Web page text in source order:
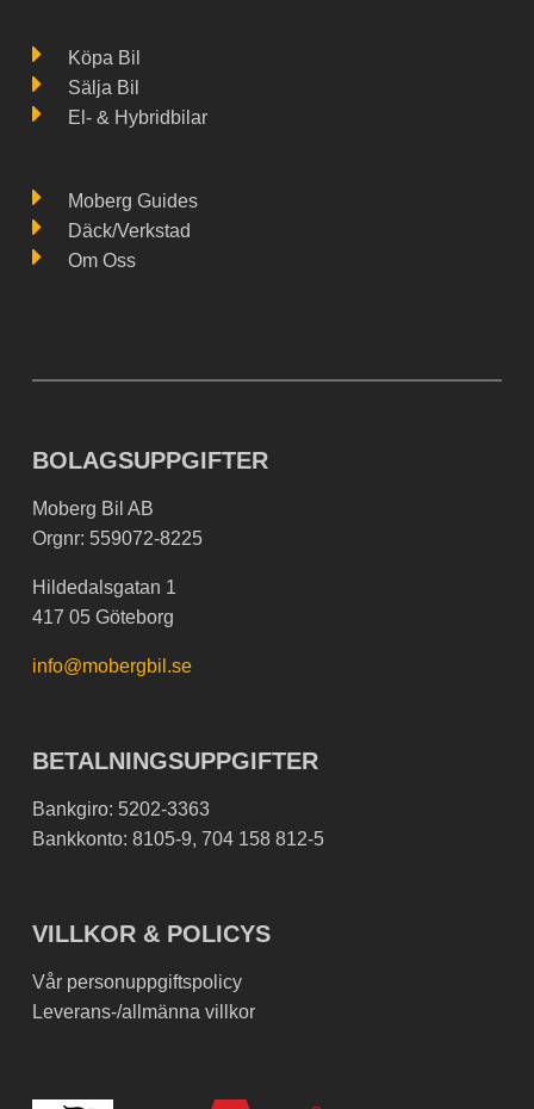
Köpa Bil
Sälja Bil
El- & Hybridbilar
Moberg Guides
Däck/Verkstad
Om Oss
BOLAGSUPPGIFTER
Moberg Bil AB
Orgnr: 559072-8225
Hildedalsgatan 1
417 05 Göteborg
info@mobergbil.se
BETALNINGSUPPGIFTER
Bankgiro: 5202-3363
Bankkonto: 8105-9, 704 158 812-5
VILLKOR & POLICYS
Vår personuppgiftspolicy
Leverans-/allmänna villkor